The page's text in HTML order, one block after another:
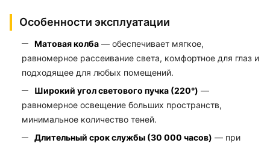
Особенности эксплуатации
Матовая колба — обеспечивает мягкое,
равномерное рассеивание света, комфортное для глаз и
подходящее для любых помещений.
Широкий угол светового пучка (220°) —
равномерное освещение больших пространств,
минимальное количество теней.
Длительный срок службы (30 000 часов) — при